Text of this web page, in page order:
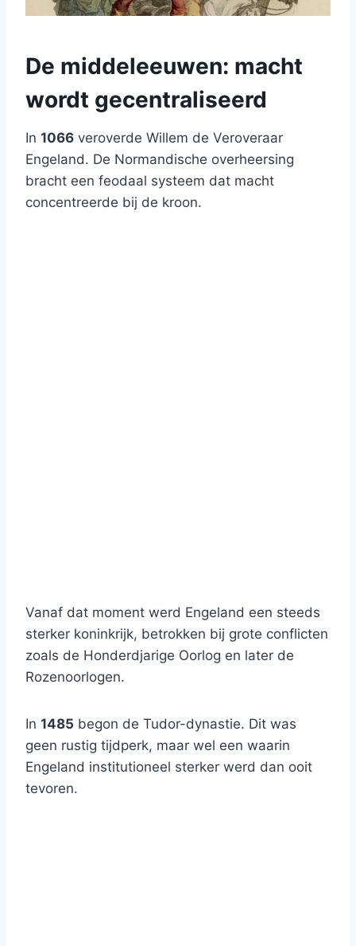
De middeleeuwen: macht
wordt gecentraliseerd
In 1066 veroverde Willem de Veroveraar
Engeland. De Normandische overheersing
bracht een feodaal systeem dat macht
concentreerde bij de kroon.
Vanaf dat moment werd Engeland een steeds
sterker koninkrijk, betrokken bij grote conflicten
zoals de Honderdjarige Oorlog en later de
Rozenoorlogen.
In 1485 begon de Tudor-dynastie. Dit was
geen rustig tijdperk, maar wel een waarin
Engeland institutioneel sterker werd dan ooit
tevoren.